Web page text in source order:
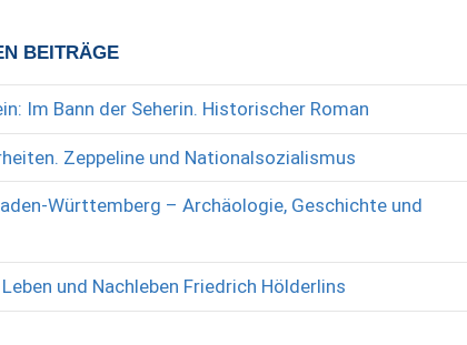
BEITRÄGE
Im Bann der Seherin. Historischer Roman
Zeppeline und Nationalsozialismus
Württemberg – Archäologie, Geschichte und
und Nachleben Friedrich Hölderlins